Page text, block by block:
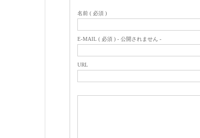
名前 ( 必須 )
E-MAIL ( 必須 ) - 公開されません -
URL